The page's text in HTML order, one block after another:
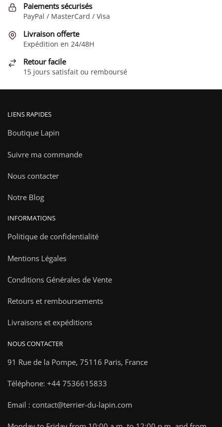
Paiements sécurisés
PayPal / MasterCard / Visa
Livraison offerte
Expédition en 24/48H
Retour facile
15 jours satisfait ou remboursé
LIENS RAPIDES
Boutique Lapin
Suivre ma commande
Nous contacter
Notre Blog
INFORMATIONS
Politique de confidentialité
Mentions Légales
Conditions Générales de Vente
Retours et remboursements
Livraisons et expéditions
NOUS CONTACTER
91 Rue de la Pompe, 75116 Paris, France
Téléphone: +44 7536615833
Email : contact@terrier-du-lapin.com